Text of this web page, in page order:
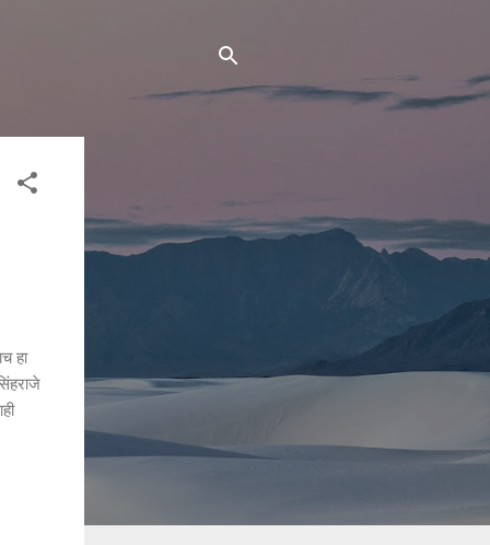
हा